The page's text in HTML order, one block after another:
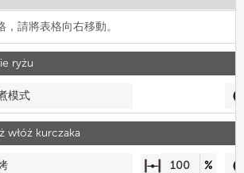
請將表格向右移動。
ryżu
模式
włóż kurczaka
100 %